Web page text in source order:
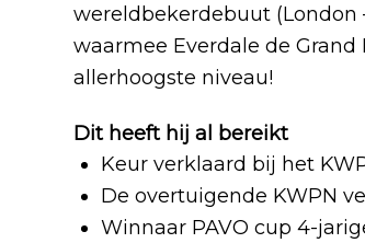
wereldbekerdebuut (London
waarmee Everdale de
allerhoogste niveau!
Dit heeft hij al bereikt
Keur verklaard bij het
De overtuigende KWPN
Winnaar PAVO cup 4-